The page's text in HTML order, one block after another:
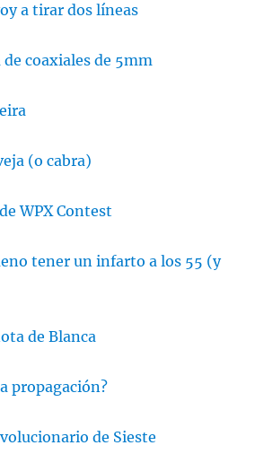
a tirar dos líneas
coaxiales de 5mm
(o cabra)
WPX Contest
tener un infarto a los 55 (y
de Blanca
propagación?
de Sieste